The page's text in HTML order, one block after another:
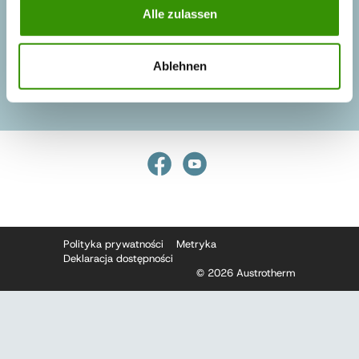
Alle zulassen
Ablehnen
49-200 Grodków
g.klient@austrotherm.pl
Polityka prywatności
Metryka
Deklaracja dostępności
© 2026 Austrotherm